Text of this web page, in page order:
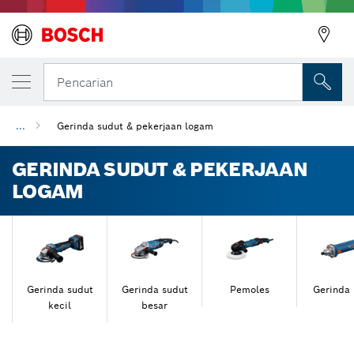
Pencarian
... Gerinda sudut & pekerjaan logam
GERINDA SUDUT & PEKERJAAN
LOGAM
Gerinda sudut
kecil
Gerinda sudut
besar
Pemoles Gerinda